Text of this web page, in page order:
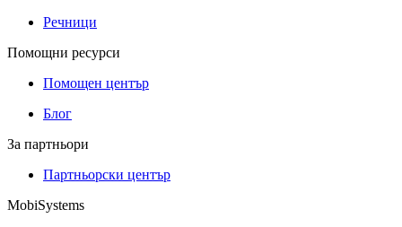
Речници
Помощни ресурси
Помощен център
Блог
За партньори
Партньорски център
MobiSystems